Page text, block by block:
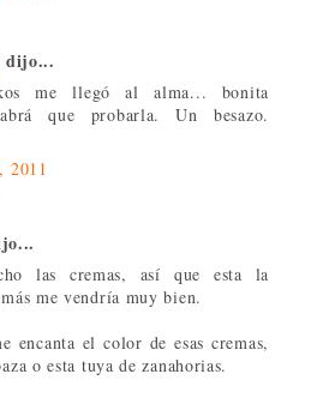
dijo...
me llegó al alma... bonita
que probarla. Un besazo.
2011
las cremas, así que esta la
me vendría muy bien.
encanta el color de esas cremas,
o esta tuya de zanahorias.